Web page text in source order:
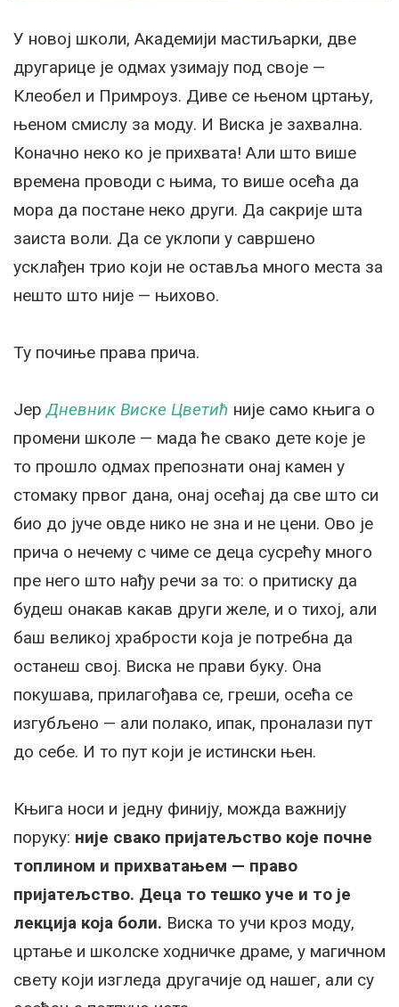
У новој школи, Академији мастиљарки, две
другарице је одмах узимају под своје —
Клеобел и Примроуз. Диве се њеном цртању,
њеном смислу за моду. И Виска је захвална.
Коначно неко ко је прихвата! Али што више
времена проводи с њима, то више осећа да
мора да постане неко други. Да сакрије шта
заиста воли. Да се уклопи у савршено
усклађен трио који не оставља много места за
нешто што није — њихово.
Ту почиње права прича.
ЈерДневник Виске Цветић није само књига о
промени школе — мада ће свако дете које је
то прошло одмах препознати онај камен у
стомаку првог дана, онај осећај да све што си
био до јуче овде нико не зна и не цени. Ово је
прича о нечему с чиме се деца сусрећу много
пре него што нађу речи за то: о притиску да
будеш онакав какав други желе, и о тихој, али
баш великој храбрости која је потребна да
останеш свој. Виска не прави буку. Она
покушава, прилагођава се, греши, осећа се
изгубљено — али полако, ипак, проналази пут
до себе. И то пут који је истински њен.
Књига носи и једну финију, можда важнију
поруку: није свако пријатељство које почне
топлином и прихватањем — право
пријатељство. Деца то тешко уче и то је
лекција која боли. Виска то учи кроз моду,
цртање и школске ходничке драме, у магичном
свету који изгледа другачије од нашег, али су